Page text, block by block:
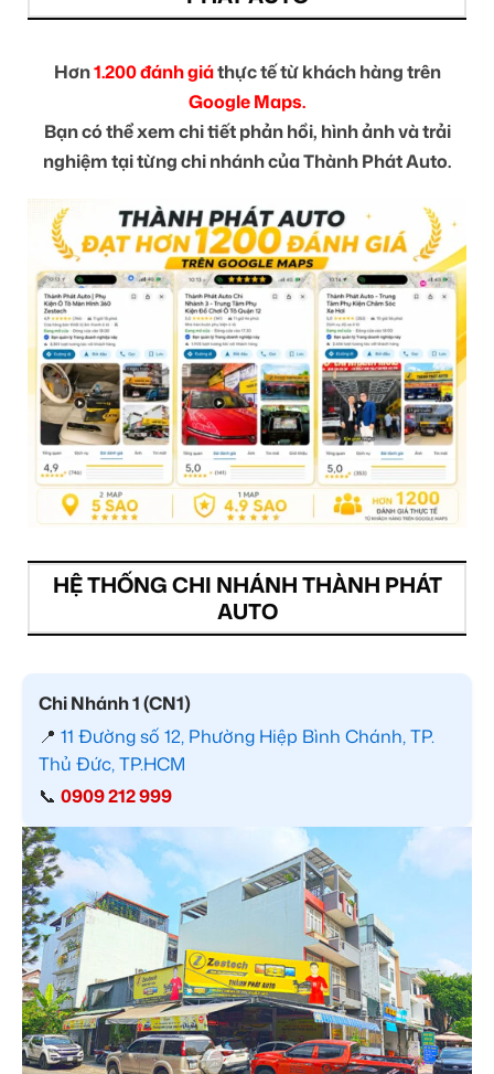
Hơn1.200 đánh giáthực tế từ khách hàng trên
Google Maps.
Bạn có thể xem chi tiết phản hồi, hình ảnh và trải
nghiệm tại từng chi nhánh của Thành Phát Auto.
HỆ THỐNG CHI NHÁNH THÀNH PHÁT
AUTO
Chi Nhánh 1 (CN1)
📍 11 Đường số 12, Phường Hiệp Bình Chánh, TP.
Thủ Đức, TP.HCM
📞 0909 212 999